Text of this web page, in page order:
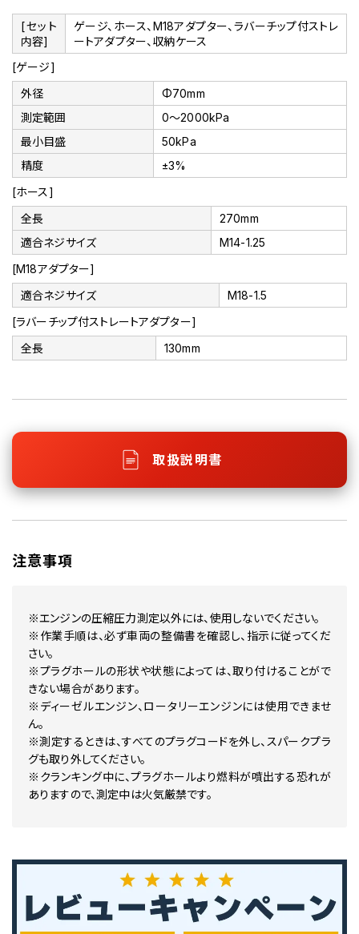
[セット
内容]
ゲージ、ホース、M18アダプター、ラバーチップ付ストレ
ートアダプター、収納ケース
[ゲージ]
外径
Φ70mm
測定範囲
0～2000kPa
最小目盛
50kPa
精度
±3%
[ホース]
全長
270mm
適合ネジサイズ
M14-1.25
[M18アダプター]
適合ネジサイズ
M18-1.5
[ラバーチップ付ストレートアダプター]
全長
130mm
取扱説明書
注意事項
※エンジンの圧縮圧力測定以外には、使用しないでください。
※作業手順は、必ず車両の整備書を確認し、指示に従ってくだ
さい。
※プラグホールの形状や状態によっては、取り付けることがで
きない場合があります。
※ディーゼルエンジン、ロータリーエンジンには使用できませ
ん。
※測定するときは、すべてのプラグコードを外し、スパークプラ
グも取り外してください。
※クランキング中に、プラグホールより燃料が噴出する恐れが
ありますので、測定中は火気厳禁です。